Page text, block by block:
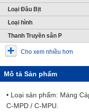
Loại Đầu Bịt
Loại hình
Thanh Truyền sân P
Cho xem nhiều hơn
Mô tả Sản phẩm
• Loại sản phẩm: Máng
C-MPD / C-MPU.